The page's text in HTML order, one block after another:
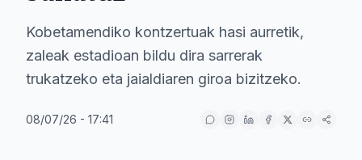
Kobetamendiko kontzertuak hasi aurretik,
zaleak estadioan bildu dira sarrerak
trukatzeko eta jaialdiaren giroa bizitzeko.
08/07/26 - 17:41